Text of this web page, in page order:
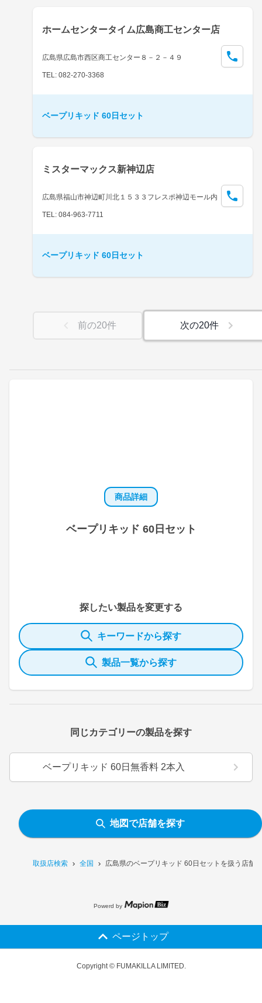
取扱店検索 全国 広島県のベープリキッド 60日セットを扱う店舗
商品詳細
ベープリキッド 60日セット
探したい製品を変更する
キーワードから探す
製品一覧から探す
同じカテゴリーの製品を探す
ベープリキッド 60日無香料 2本入
ホームセンタータイム広島商工センター店
広島県広島市西区商工センター８－２－４９
TEL: 082-270-3368
ベープリキッド 60日セット
ミスターマックス新神辺店
広島県福山市神辺町川北１５３３フレスポ神辺モール内
TEL: 084-963-7711
ベープリキッド 60日セット
前の20件 次の20件
地図で店舗を探す
Powerd by
ページトップ
Copyright © FUMAKILLA LIMITED.